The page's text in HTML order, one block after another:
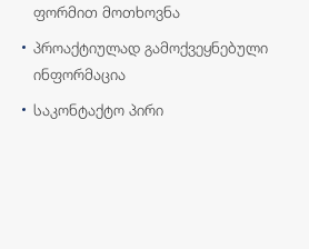
ფორმით მოთხოვნა
პროაქტიულად გამოქვეყნებული
ინფორმაცია
საკონტაქტო პირი